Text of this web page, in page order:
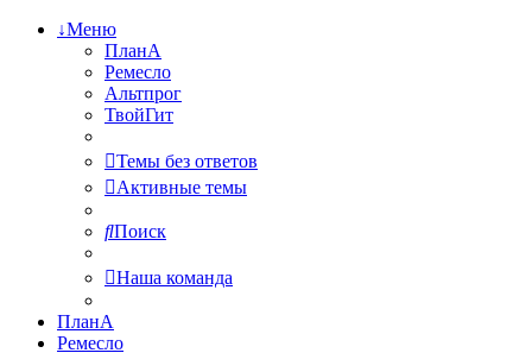
↓Меню
ПланА
Ремесло
Альтпрог
ТвойГит
Темы без ответов
Активные темы
Поиск
Наша команда
ПланА
Ремесло